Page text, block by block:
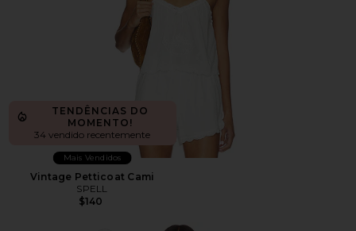
TENDÊNCIAS DO
MOMENTO!
34 vendido recentemente
Mais Vendidos
Vintage Petticoat Cami
SPELL
$140